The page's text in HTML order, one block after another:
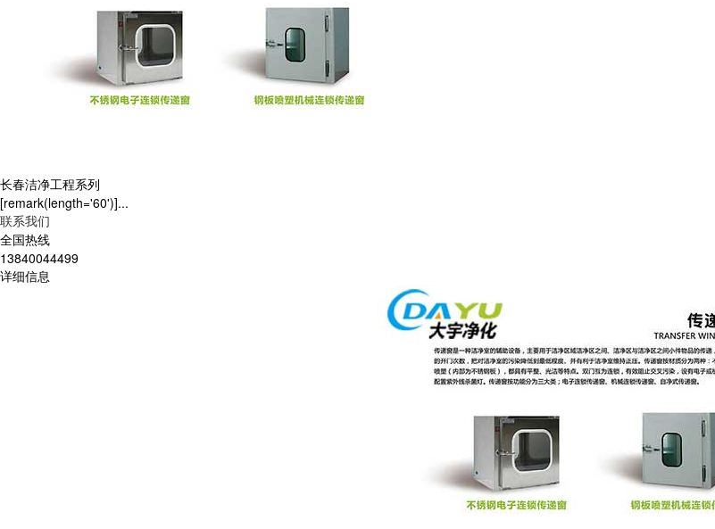
长春洁净工程系列
[remark(length='60')]...
联系我们
全国热线
13840044499
详细信息